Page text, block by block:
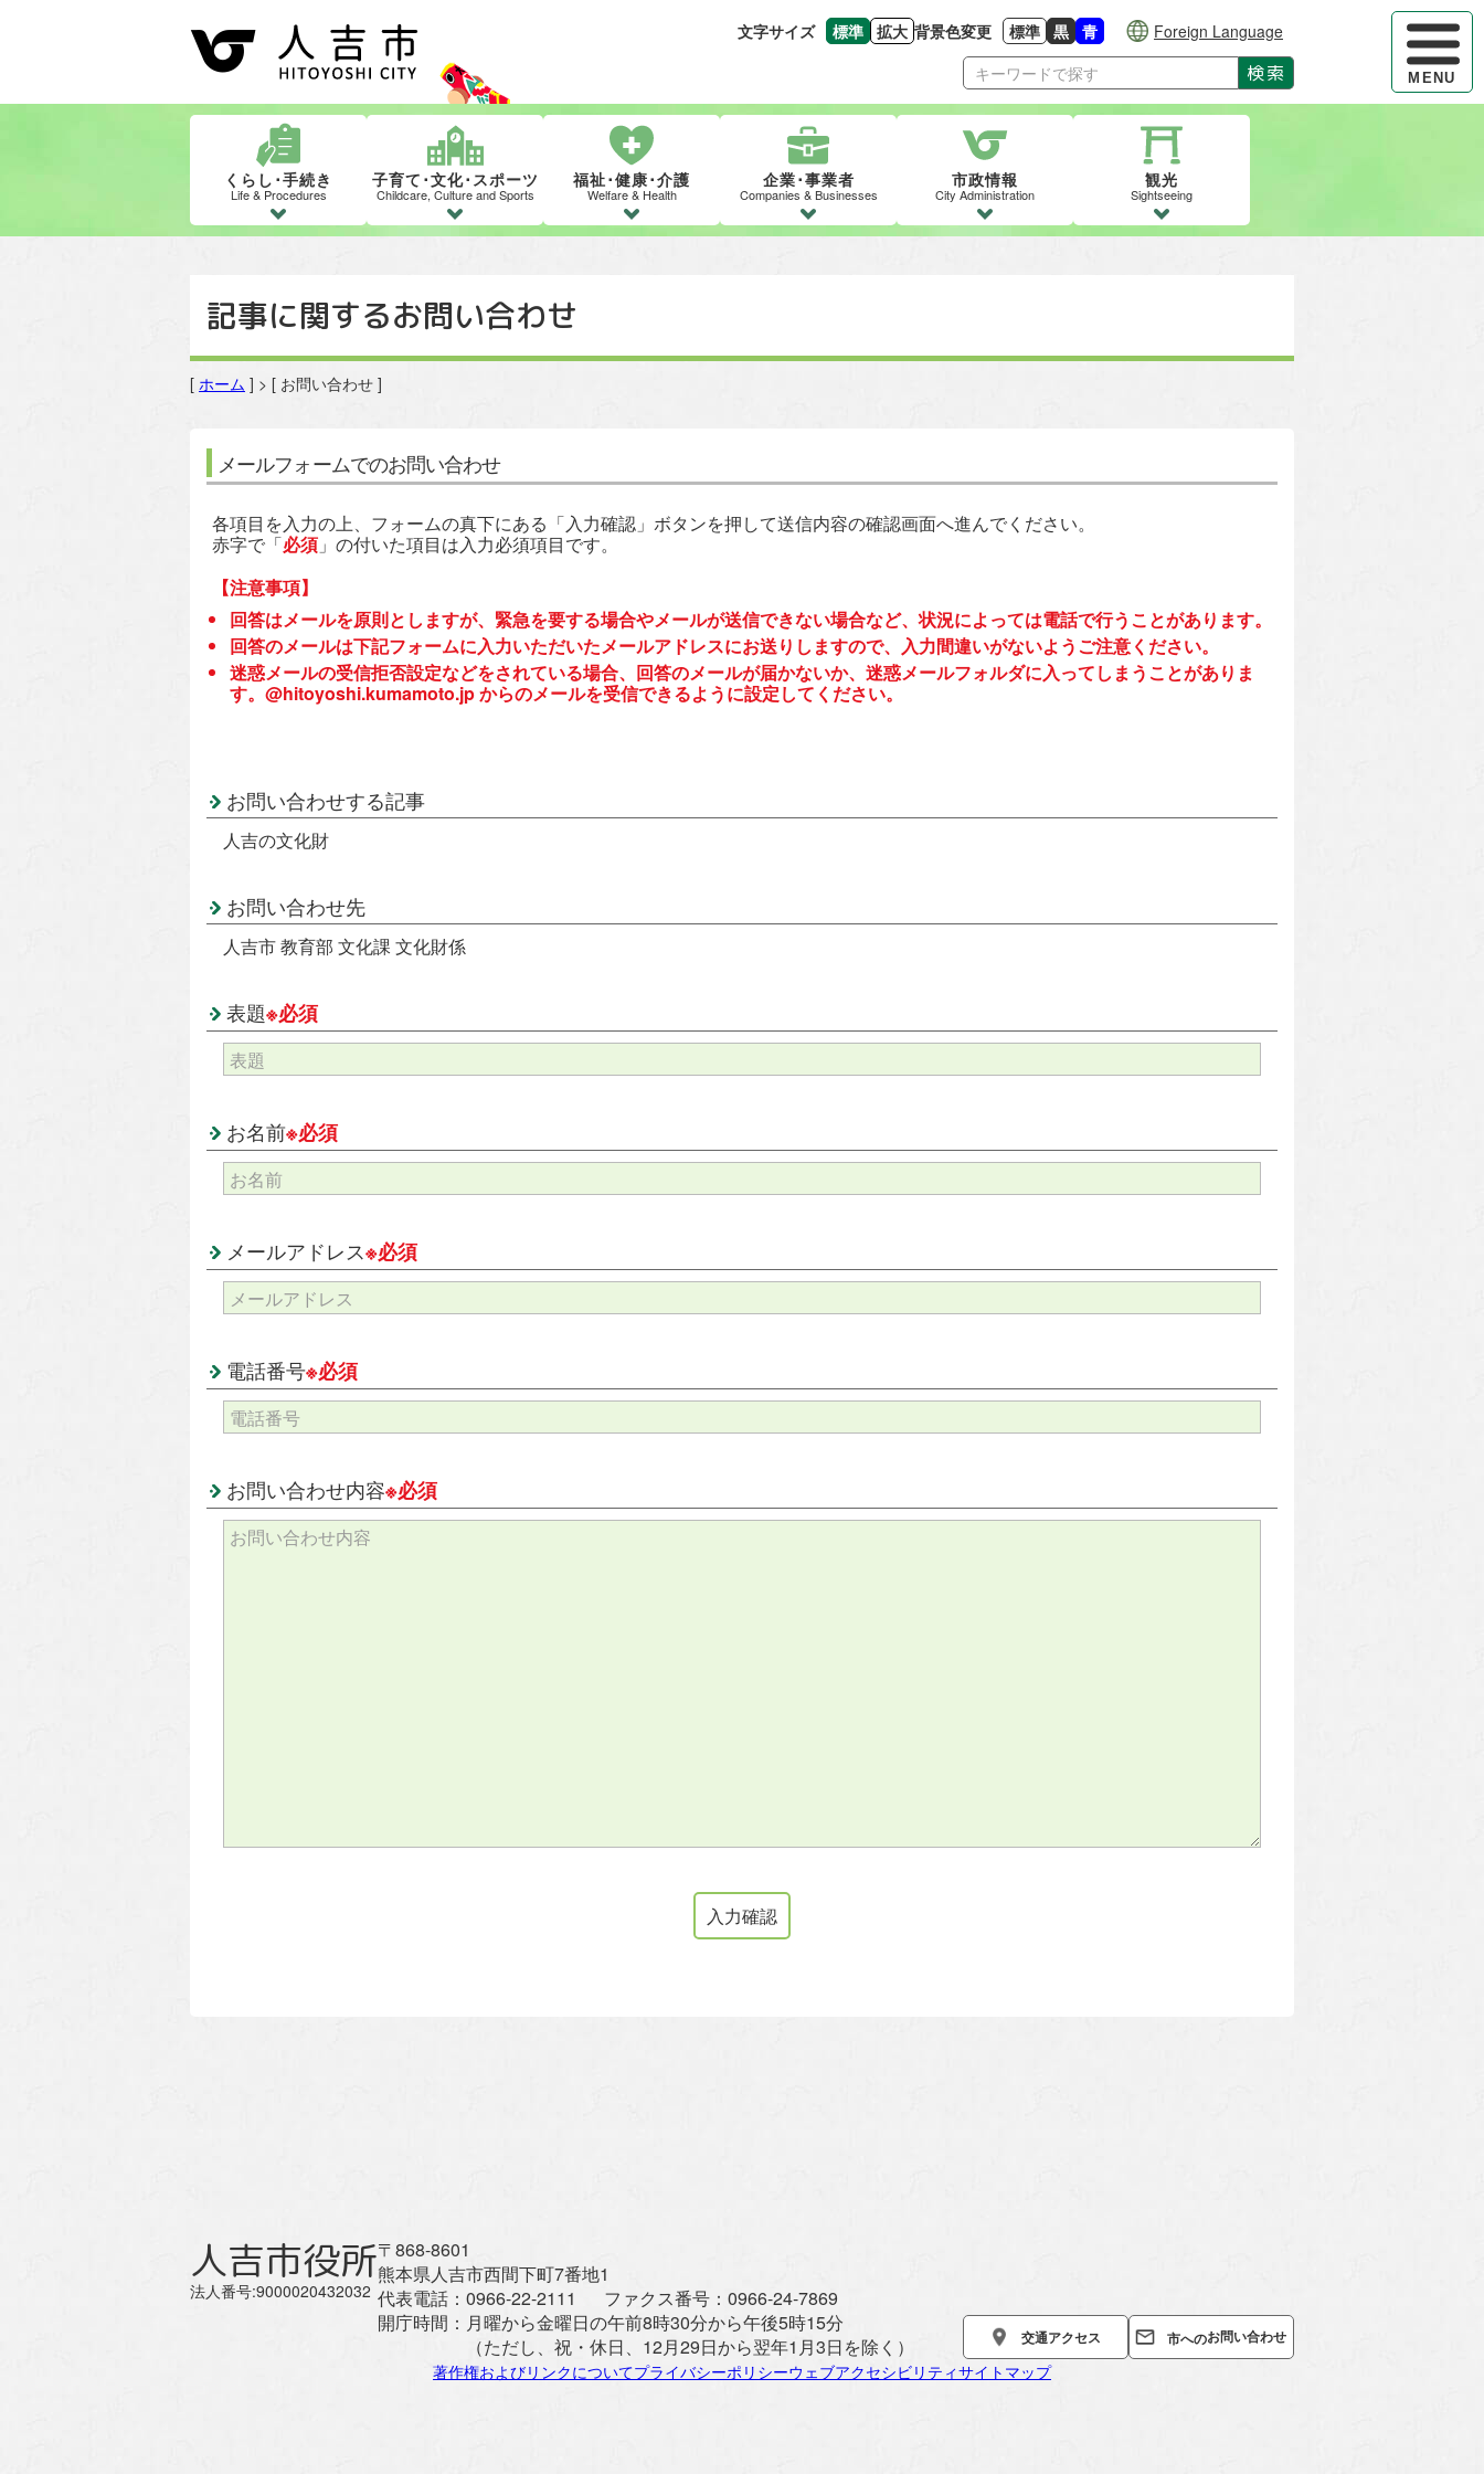
ハンバー
MENU
文字サイズ 標準
文字の大きさをもとの大きさに戻す
拡大
文字を大きくする
背景色変更 標準
背景色の変更：白
黒
背景色の変更：黒
青
背景色の変更：青
Foreign Language
検索
くらし･手続き
Life & Procedures
子育て･文化･スポーツ
Childcare, Culture and Sports
福祉･健康･介護
Welfare & Health
企業･事業者
Companies & Businesses
市政情報
City Administration
観光
Sightseeing
記事に関するお問い合わせ
[ ホーム ] > [ お問い合わせ ]
メールフォームでのお問い合わせ
各項目を入力の上、フォームの真下にある「入力確認」ボタンを押して送信内容の確認画面へ進んでください。
赤字で「必須 」の付いた項目は入力必須項目です。
【注意事項】
回答はメールを原則としますが、緊急を要する場合やメールが送信できない場合など、状況によっては電話で行うことがあります。
回答のメールは下記フォームに入力いただいたメールアドレスにお送りしますので、入力間違いがないようご注意ください。
迷惑メールの受信拒否設定などをされている場合、回答のメールが届かないか、迷惑メールフォルダに入ってしまうことがありま
す。@hitoyoshi.kumamoto.jp からのメールを受信できるように設定してください。
お問い合わせする記事
人吉の文化財
お問い合わせ先
人吉市 教育部 文化課 文化財係
表題※必須
お名前※必須
メールアドレス※必須
電話番号※必須
お問い合わせ内容※必須
人吉市役所
法人番号:9000020432032
〒868-8601
熊本県人吉市西間下町7番地1
代表電話： 0966-22-2111 ファクス番号： 0966-24-7869
開庁時間： 月曜から金曜日の午前8時30分から午後5時15分
（ただし、祝・休日、12月29日から翌年1月3日を除く）
交通アクセス 市へのお問い合わせ
著作権およびリンクについてプライバシーポリシーウェブアクセシビリティサイトマップ